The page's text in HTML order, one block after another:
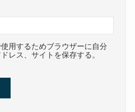
用するためブラウザーに自分
レス、サイトを保存する。